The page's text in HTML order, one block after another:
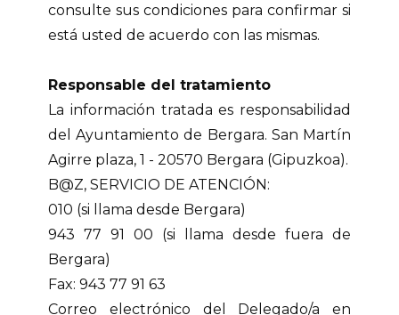
consulte sus condiciones para confirmar si
está usted de acuerdo con las mismas.
Responsable del tratamiento
La información tratada es responsabilidad
del Ayuntamiento de Bergara. San Martín
Agirre plaza, 1 - 20570 Bergara (Gipuzkoa).
B@Z, SERVICIO DE ATENCIÓN:
010 (si llama desde Bergara)
943 77 91 00 (si llama desde fuera de
Bergara)
Fax: 943 77 91 63
Correo electrónico del Delegado/a en